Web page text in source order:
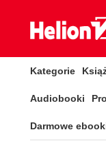
Kategorie
Audiobooki
Darmowe